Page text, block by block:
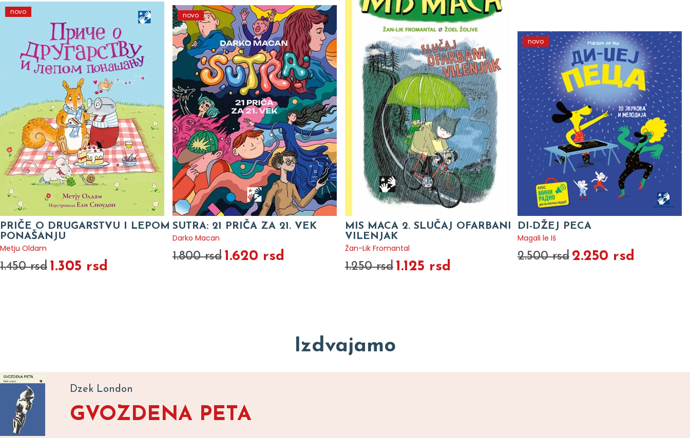
novo
PRIČE O DRUGARSTVU I LEPOM
PONAŠANJU
Metju Oldam
1.450 rsd 1.305 rsd
novo
SUTRA: 21 PRIČA ZA 21. VEK
Darko Macan
1.800 rsd 1.620 rsd
MIS MACA 2. SLUČAJ OFARBANI
VILENJAK
Žan-Lik Fromantal
1.250 rsd 1.125 rsd
novo
DI-DŽEJ PECA
Magali le Iš
2.500 rsd 2.250 rsd
Izdvajamo
Dzek London
GVOZDENA PETA